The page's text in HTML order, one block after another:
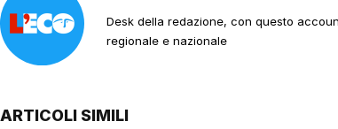
Desk della redazione, con questo
regionale e nazionale
ARTICOLI SIMILI